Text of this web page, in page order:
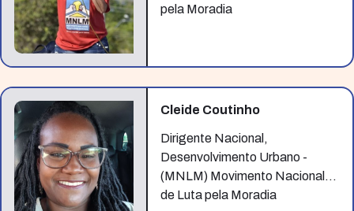
pela Moradia
Cleide Coutinho
Dirigente Nacional,
Desenvolvimento Urbano -
(MNLM) Movimento Nacional
de Luta pela Moradia